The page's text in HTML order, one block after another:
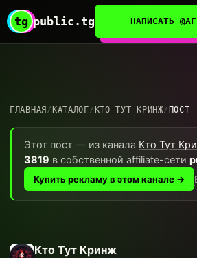
tg public.tg НАПИСАТЬ
ГЛАВНАЯ / КАТАЛОГ/ КТО ТУТ КРИНЖ/ ПОСТ
Этот пост — из канала Кто Тут
3819 в собственной affiliate-сети
Купить рекламу в этом канале →
Кто Тут Кринж